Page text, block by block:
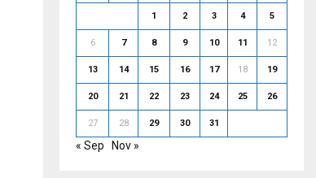
1 2 3 4 5
6 7 8 9 10 11 12
13 14 15 16 17 18 19
20 21 22 23 24 25 26
27 28 29 30 31
« Sep Nov »